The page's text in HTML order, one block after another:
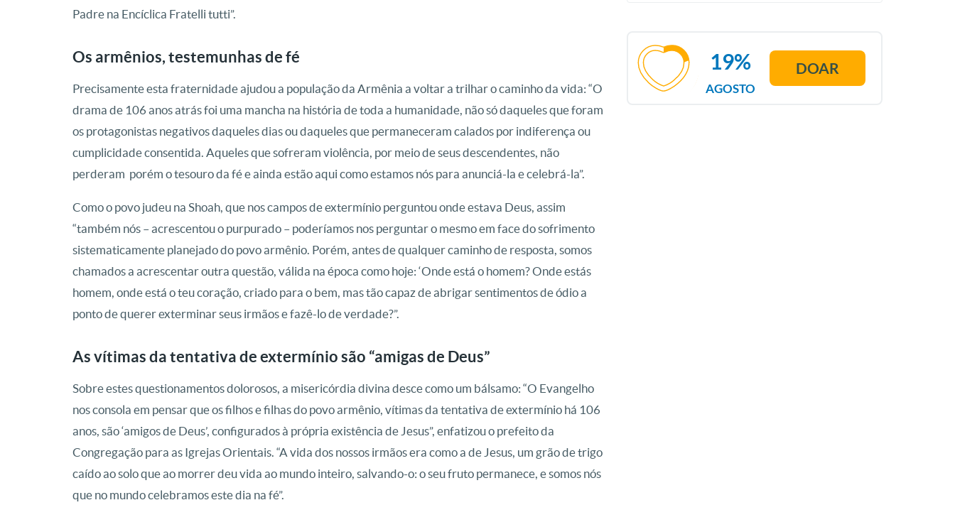
Padre na Encíclica Fratelli tutti”.
Os armênios, testemunhas de fé
Precisamente esta fraternidade ajudou a população da Armênia a voltar a trilhar o caminho da vida: “O
drama de 106 anos atrás foi uma mancha na história de toda a humanidade, não só daqueles que foram
os protagonistas negativos daqueles dias ou daqueles que permaneceram calados por indiferença ou
cumplicidade consentida. Aqueles que sofreram violência, por meio de seus descendentes, não
perderam porém o tesouro da fé e ainda estão aqui como estamos nós para anunciá-la e celebrá-la”.
Como o povo judeu na Shoah, que nos campos de extermínio perguntou onde estava Deus, assim
“também nós – acrescentou o purpurado – poderíamos nos perguntar o mesmo em face do sofrimento
sistematicamente planejado do povo armênio. Porém, antes de qualquer caminho de resposta, somos
chamados a acrescentar outra questão, válida na época como hoje: ‘Onde está o homem? Onde estás
homem, onde está o teu coração, criado para o bem, mas tão capaz de abrigar sentimentos de ódio a
ponto de querer exterminar seus irmãos e fazê-lo de verdade?”.
As vítimas da tentativa de extermínio são “amigas de Deus”
Sobre estes questionamentos dolorosos, a misericórdia divina desce como um bálsamo: “O Evangelho
nos consola em pensar que os filhos e filhas do povo armênio, vítimas da tentativa de extermínio há 106
anos, são ‘amigos de Deus’, configurados à própria existência de Jesus”, enfatizou o prefeito da
Congregação para as Igrejas Orientais. “A vida dos nossos irmãos era como a de Jesus, um grão de trigo
caído ao solo que ao morrer deu vida ao mundo inteiro, salvando-o: o seu fruto permanece, e somos nós
que no mundo celebramos este dia na fé”.
AGOSTO
19% DOAR